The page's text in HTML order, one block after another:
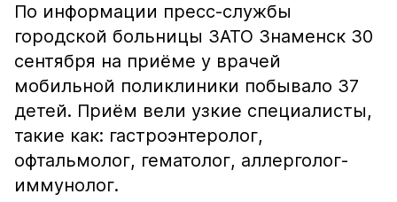
По информации пресс-службы
городской больницы ЗАТО Знаменск 30
сентября на приёме у врачей
мобильной поликлиники побывало 37
детей. Приём вели узкие специалисты,
такие как: гастроэнтеролог,
офтальмолог, гематолог, аллерголог-
иммунолог.